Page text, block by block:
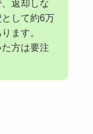
返却しな
して約6万
ます。
た方は要注